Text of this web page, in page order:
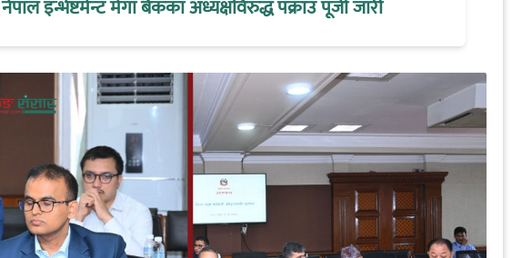
नेपाल इन्भेष्टमेन्ट मेगा बैंकका अध्यक्षविरुद्ध पक्राउ पूर्जी जारी